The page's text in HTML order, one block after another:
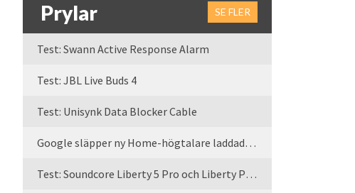
Prylar SE FLER
Test: Swann Active Response Alarm
Test: JBL Live Buds 4
Test: Unisynk Data Blocker Cable
Google släpper ny Home-högtalare laddad med Gemini
Test: Soundcore Liberty 5 Pro och Liberty Pro Max